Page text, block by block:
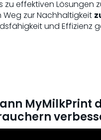
zu effektiven
Weg zur Nachhaltigkeit
und Effizienz
MyMilkPrint